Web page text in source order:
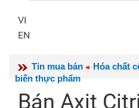
VI
EN
Tin mua bán Hóa chất
biến thực phẩm
Bán Axit